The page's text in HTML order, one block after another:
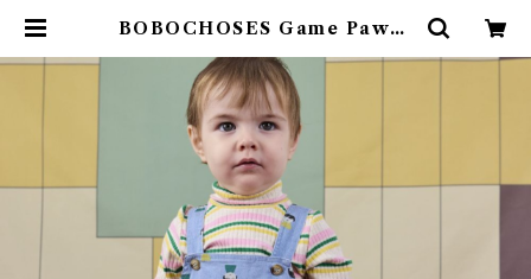
BOBOCHOSES Game Pawns